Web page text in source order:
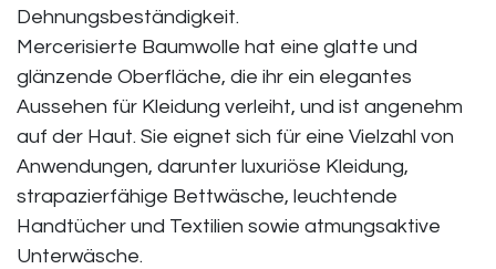
Dehnungsbeständigkeit.
Mercerisierte Baumwolle hat eine glatte und
glänzende Oberfläche, die ihr ein elegantes
Aussehen für Kleidung verleiht, und ist angenehm
auf der Haut. Sie eignet sich für eine Vielzahl von
Anwendungen, darunter luxuriöse Kleidung,
strapazierfähige Bettwäsche, leuchtende
Handtücher und Textilien sowie atmungsaktive
Unterwäsche.